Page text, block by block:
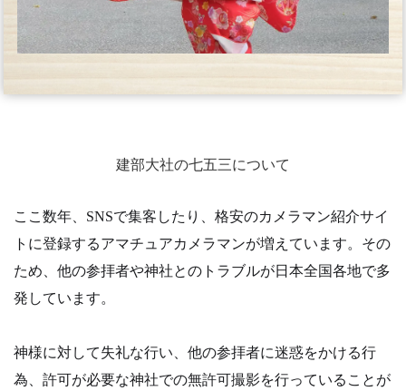
建部大社の七五三について
ここ数年、SNSで集客したり、格安のカメラマン紹介サイ
トに登録するアマチュアカメラマンが増えています。その
ため、他の参拝者や神社とのトラブルが日本全国各地で多
発しています。
神様に対して失礼な行い、他の参拝者に迷惑をかける行
為、許可が必要な神社での無許可撮影を行っていることが